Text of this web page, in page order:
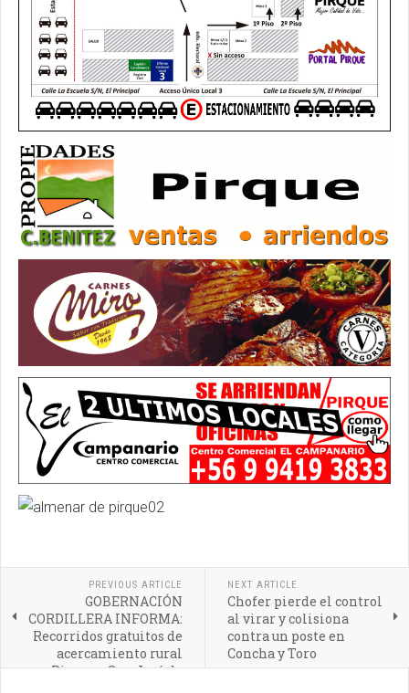
PREVIOUS ARTICLE
GOBERNACIÓN
CORDILLERA INFORMA:
Recorridos gratuitos de
acercamiento rural
Pirque y San José de
NEXT ARTICLE
Chofer pierde el control
al virar y colisiona
contra un poste en
Concha y Toro